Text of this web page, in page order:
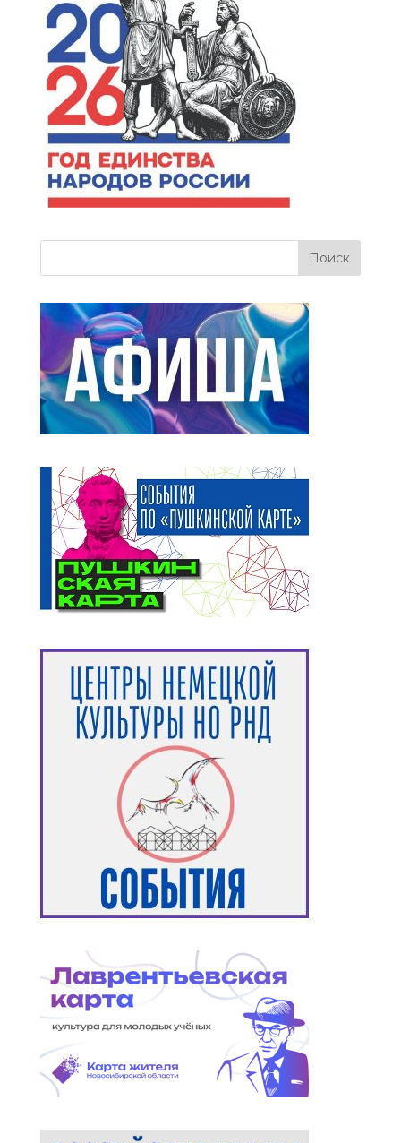
more related info,
FAQs and issues
please refer todFlip
3D Flipbook Wordpress
Helpdocumentation.